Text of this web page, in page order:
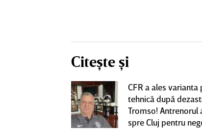
Citește și
CFR a ales varianta
tehnică după
Tromso! Antrenorul
spre Cluj pentru